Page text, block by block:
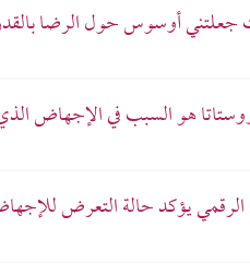
جعلتني أوسوس حول الرضا
هو السبب في الإجهاض
الرقمي يؤكد حالة التعرض